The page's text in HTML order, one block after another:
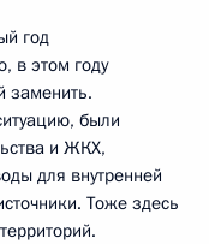
год
в этом году
заменить.
были
и ЖКХ,
для внутренней
Тоже здесь